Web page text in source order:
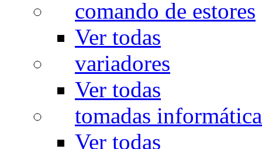
comando de estores
Ver todas
variadores
Ver todas
tomadas
Ver todas